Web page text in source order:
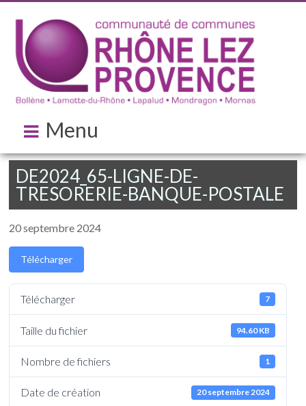
Menu
DE2024_65-LIGNE-DE-
TRESORERIE-BANQUE-POSTALE
20 septembre 2024
Télécharger
Télécharger 7
Taille du fichier 94.60 KB
Nombre de fichiers 1
Date de création 20 septembre 2024